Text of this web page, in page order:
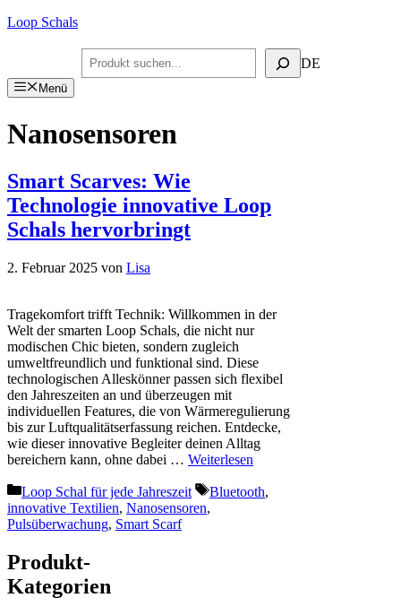
Zum
Loop Schals
Suchen DE
Menü
Nanosensoren
Smart Scarves: Wie
Technologie innovative Loop
Schals hervorbringt
2. Februar 2025 von Lisa
Tragekomfort trifft Technik: Willkommen in der
Welt der smarten Loop Schals, die nicht nur
modischen Chic bieten, sondern zugleich
umweltfreundlich und funktional sind. Diese
technologischen Alleskönner passen sich flexibel
den Jahreszeiten an und überzeugen mit
individuellen Features, die von Wärmeregulierung
bis zur Luftqualitätserfassung reichen. Entdecke,
wie dieser innovative Begleiter deinen Alltag
bereichern kann, ohne dabei … Weiterlesen
Kategorien
Loop Schal für jede Jahreszeit Schlagwörter
Bluetooth,
innovative Textilien, Nanosensoren,
Pulsüberwachung, Smart Scarf
Produkt-
Kategorien